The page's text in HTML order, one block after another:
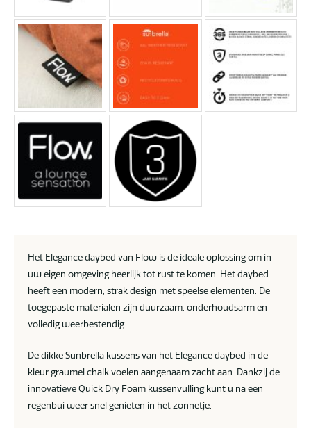
Het Elegance daybed van Flow is de ideale oplossing om in
uw eigen omgeving heerlijk tot rust te komen. Het daybed
heeft een modern, strak design met speelse elementen. De
toegepaste materialen zijn duurzaam, onderhoudsarm en
volledig weerbestendig.
De dikke Sunbrella kussens van het Elegance daybed in de
kleur graumel chalk voelen aangenaam zacht aan. Dankzij de
innovatieve Quick Dry Foam kussenvulling kunt u na een
regenbui weer snel genieten in het zonnetje.